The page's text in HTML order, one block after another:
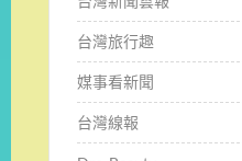
台灣旅行趣
媒事看新聞
台灣線報